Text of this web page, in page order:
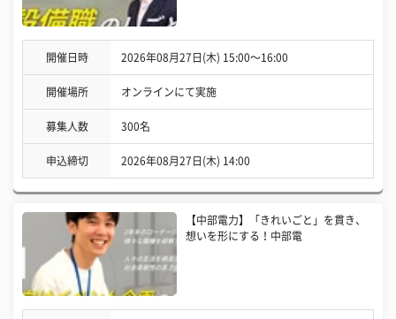
開催日時 2026年08月27日(木) 15:00〜16:00
開催場所 オンラインにて実施
募集人数 300名
申込締切 2026年08月27日(木) 14:00
【中部電力】「きれいごと」を貫き、
想いを形にする！中部電